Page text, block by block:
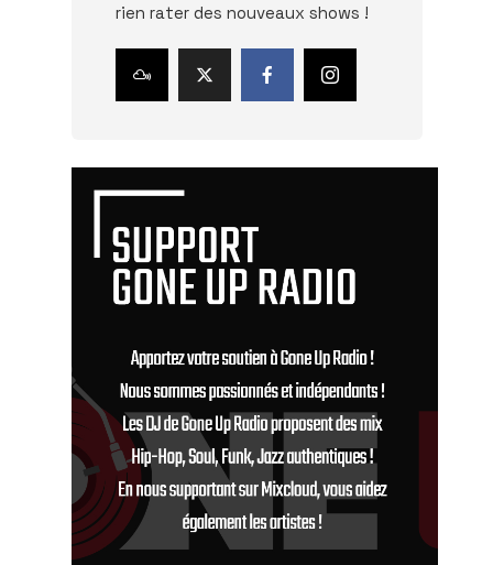
rien rater des nouveaux shows !